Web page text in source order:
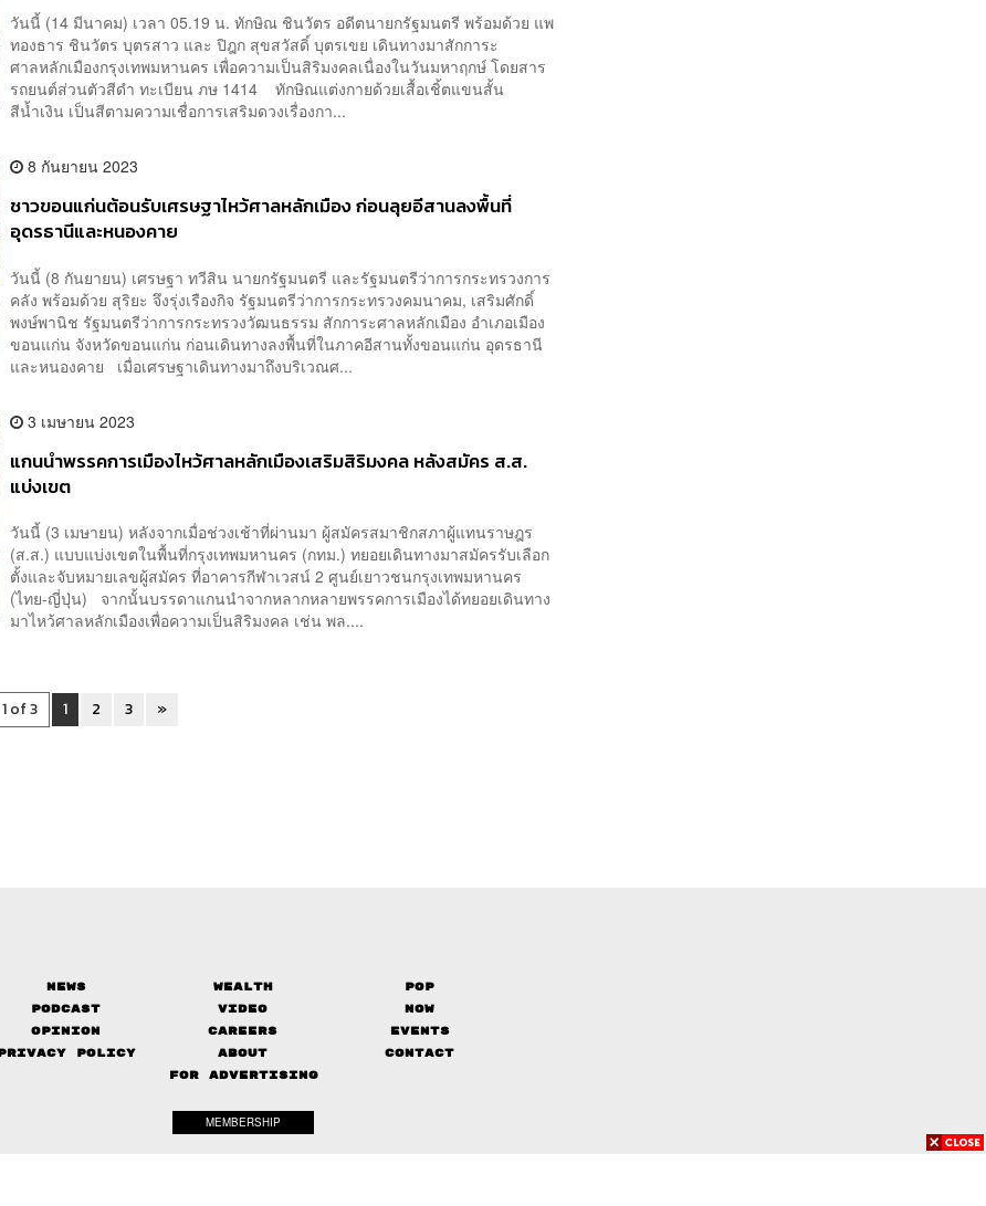
วันนี้ (14 มีนาคม) เวลา 05.19 น. ทักษิณ ชินวัตร อดีตนายกรัฐมนตรี พร้อมด้วย แพ
ทองธาร ชินวัตร บุตรสาว และ ปิฎก สุขสวัสดิ์ บุตรเขย เดินทางมาสักการะ
ศาลหลักเมืองกรุงเทพมหานคร เพื่อความเป็นสิริมงคลเนื่องในวันมหาฤกษ์ โดยสาร
รถยนต์ส่วนตัวสีดำ ทะเบียน ภษ 1414 ทักษิณแต่งกายด้วยเสื้อเชิ้ตแขนสั้น
สีน้ำเงิน เป็นสีตามความเชื่อการเสริมดวงเรื่องกา...
8 กันยายน 2023
ชาวขอนแก่นต้อนรับเศรษฐาไหว้ศาลหลักเมือง ก่อนลุยอีสานลงพื้นที่
อุดรธานีและหนองคาย
วันนี้ (8 กันยายน) เศรษฐา ทวีสิน นายกรัฐมนตรี และรัฐมนตรีว่าการกระทรวงการ
คลัง พร้อมด้วย สุริยะ จึงรุ่งเรืองกิจ รัฐมนตรีว่าการกระทรวงคมนาคม, เสริมศักดิ์
พงษ์พานิช รัฐมนตรีว่าการกระทรวงวัฒนธรรม สักการะศาลหลักเมือง อำเภอเมือง
ขอนแก่น จังหวัดขอนแก่น ก่อนเดินทางลงพื้นที่ในภาคอีสานทั้งขอนแก่น อุดรธานี
และหนองคาย เมื่อเศรษฐาเดินทางมาถึงบริเวณศ...
3 เมษายน 2023
แกนนำพรรคการเมืองไหว้ศาลหลักเมืองเสริมสิริมงคล หลังสมัคร ส.ส.
แบ่งเขต
วันนี้ (3 เมษายน) หลังจากเมื่อช่วงเช้าที่ผ่านมา ผู้สมัครสมาชิกสภาผู้แทนราษฎร
(ส.ส.) แบบแบ่งเขตในพื้นที่กรุงเทพมหานคร (กทม.) ทยอยเดินทางมาสมัครรับเลือก
ตั้งและจับหมายเลขผู้สมัคร ที่อาคารกีฬาเวสน์ 2 ศูนย์เยาวชนกรุงเทพมหานคร
(ไทย-ญี่ปุ่น) จากนั้นบรรดาแกนนำจากหลากหลายพรรคการเมืองได้ทยอยเดินทาง
มาไหว้ศาลหลักเมืองเพื่อความเป็นสิริมงคล เช่น พล....
1 of 3 1 2 3 »
News Wealth
Pop
Podcast
Video
Now
Opinion
Careers
Events
Privacy Policy
About
Contact
FOR ADVERTISING
MEMBERSHIP